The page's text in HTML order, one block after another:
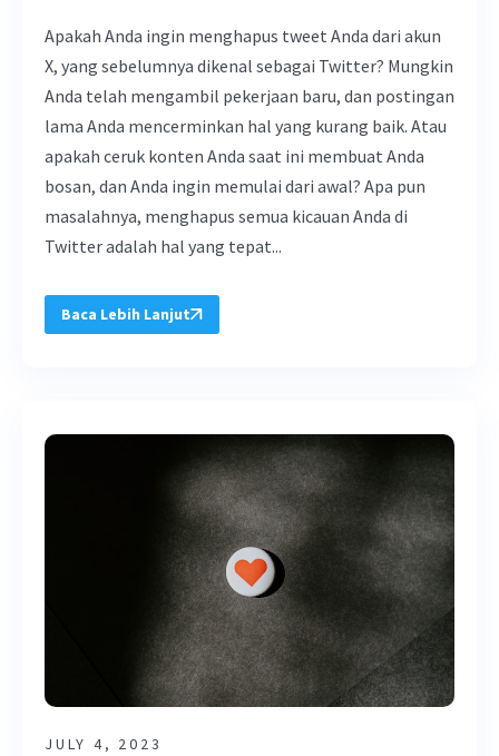
Apakah Anda ingin menghapus tweet Anda dari akun
X, yang sebelumnya dikenal sebagai Twitter? Mungkin
Anda telah mengambil pekerjaan baru, dan postingan
lama Anda mencerminkan hal yang kurang baik. Atau
apakah ceruk konten Anda saat ini membuat Anda
bosan, dan Anda ingin memulai dari awal? Apa pun
masalahnya, menghapus semua kicauan Anda di
Twitter adalah hal yang tepat...
Baca Lebih Lanjut
JULY 4, 2023